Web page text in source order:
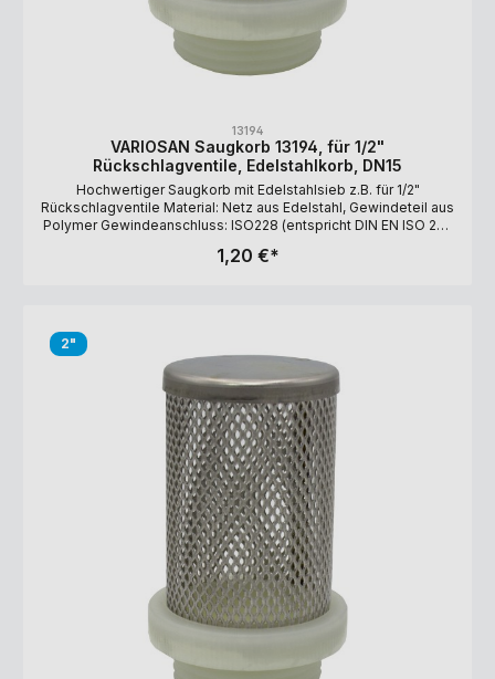
13194
VARIOSAN Saugkorb 13194, für 1/2"
Rückschlagventile, Edelstahlkorb, DN15
Hochwertiger Saugkorb mit Edelstahlsieb z.B. für 1/2"
Rückschlagventile Material: Netz aus Edelstahl, Gewindeteil aus
Polymer Gewindeanschluss: ISO228 (entspricht DIN EN ISO 228
1,20 €*
2"